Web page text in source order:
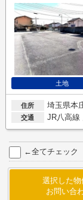
土地
住所 埼玉県本
交通 JR八高線
←全てチェック
選択した物
お問い合